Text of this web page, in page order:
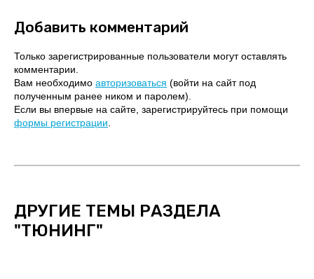
Добавить комментарий
Только зарегистрированные пользователи могут оставлять
комментарии.
Вам необходимо авторизоваться (войти на сайт под
полученным ранее ником и паролем).
Если вы впервые на сайте, зарегистрируйтесь при помощи
формы регистрации
ДРУГИЕ ТЕМЫ РАЗДЕЛА
"ТЮНИНГ"